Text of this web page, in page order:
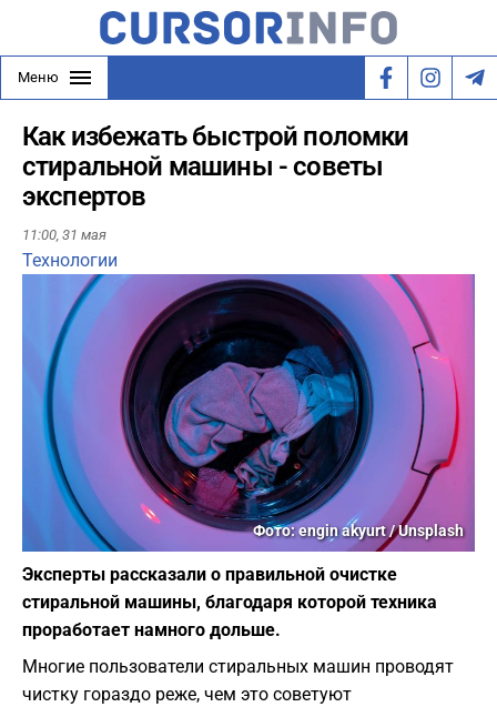
Меню
Как избежать быстрой поломки
стиральной машины - советы
экспертов
11:00, 31 мая
Технологии
Фото: engin akyurt / Unsplash
Эксперты рассказали о правильной очистке
стиральной машины, благодаря которой техника
проработает намного дольше.
Многие пользователи стиральных машин проводят
чистку гораздо реже, чем это советуют